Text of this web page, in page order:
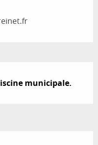
municipale.